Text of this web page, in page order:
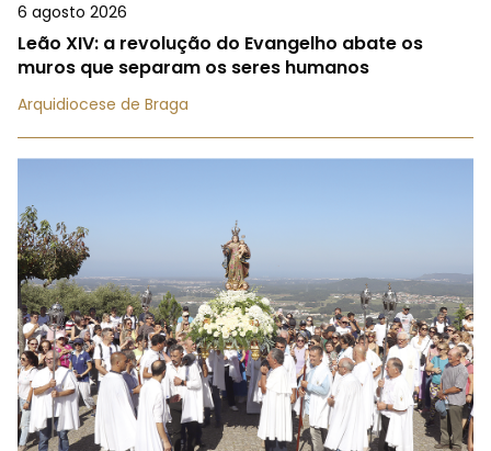
6 agosto 2026
Leão XIV: a revolução do Evangelho abate os
muros que separam os seres humanos
Arquidiocese de Braga